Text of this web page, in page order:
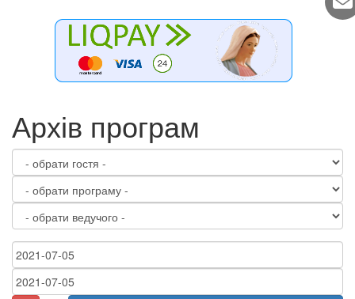
Архів програм